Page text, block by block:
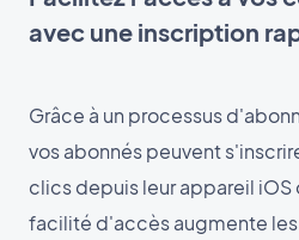
avec une inscription
Grâce à un processus
vos abonnés peuvent
clics depuis leur appareil
facilité d'accès augmente